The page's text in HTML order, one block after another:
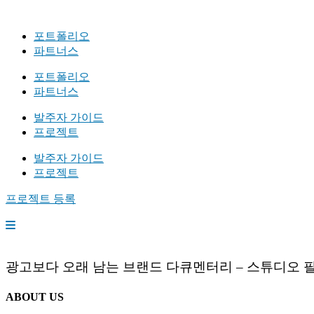
포트폴리오
파트너스
포트폴리오
파트너스
발주자 가이드
프로젝트
발주자 가이드
프로젝트
프로젝트 등록
광고보다 오래 남는 브랜드 다큐멘터리 – 스튜디오
ABOUT US